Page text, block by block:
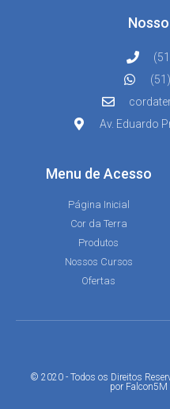
Av. Eduardo
Menu de Acesso
Página Inicial
Cor da Terra
Produtos
Nossos Cursos
Ofertas
© 2020 - Todos os Direitos
por Falcon5M